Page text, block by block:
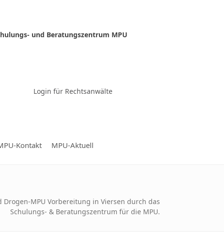
und Beratungszentrum MPU
Login für Rechtsanwälte
Kontakt MPU-Aktuell
MPU Vorbereitung in Viersen durch das
Schulungs- & Beratungszentrum für die MPU.